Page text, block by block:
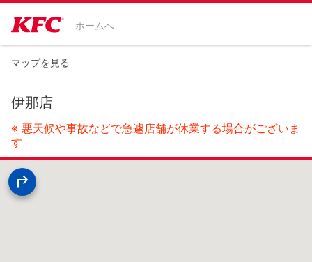
ホームへ
マップを見る
伊那店
※ 悪天候や事故などで急遽店舗が休業する場合がございま
す